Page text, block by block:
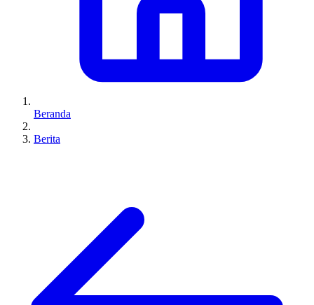
Beranda
Berita